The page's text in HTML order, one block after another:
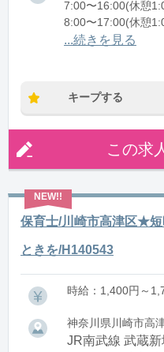
7:00〜16:00(休憩
8:00〜17:00(休憩
12:00〜21:00(休憩
...続きを見る
キープする
この求
保育士/川崎市高津区★
ときを/H140543
時給：1,400円～
神奈川県川崎市高
JR南武線 武蔵